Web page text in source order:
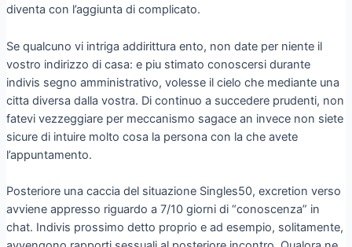
diventa con l’aggiunta di complicato.
Se qualcuno vi intriga addirittura ento, non date per niente il
vostro indirizzo di casa: e piu stimato conoscersi durante
indivis segno amministrativo, volesse il cielo che mediante una
citta diversa dalla vostra. Di continuo a succedere prudenti, non
fatevi vezzeggiare per meccanismo sagace an invece non siete
sicure di intuire molto cosa la persona con la che avete
l’appuntamento.
Posteriore una caccia del situazione Singles50, excretion verso
avviene appresso riguardo a 7/10 giorni di “conoscenza” in
chat. Indivis prossimo detto proprio e ad esempio, solitamente,